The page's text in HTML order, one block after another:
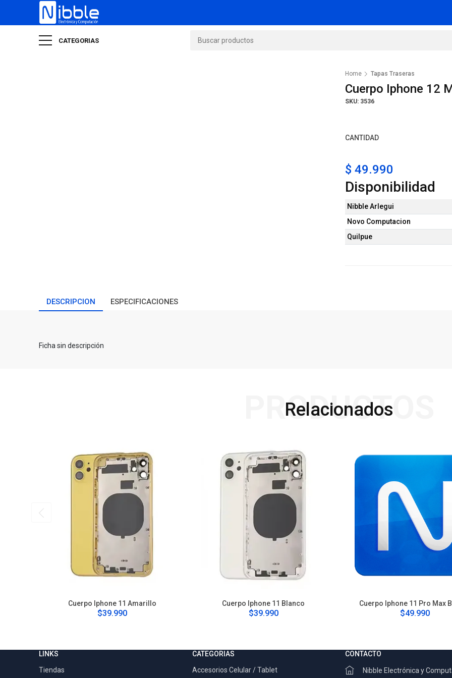
CATEGORIAS
Home Tapas Traseras
Cuerpo Iphone 12
SKU: 3536
CANTIDAD
$ 49.990
Disponibilidad
Nibble Arlegui
Novo Computacion
Quilpue
DESCRIPCION ESPECIFICACIONES
Ficha sin descripción
Relacionados
PRODUCTOS
Cuerpo Iphone 11 Amarillo
$39.990
Cuerpo Iphone 11 Blanco
$39.990
Cuerpo Iphone 11 Pro Max
$49.990
LINKS
Tiendas
CATEGORIAS
Accesorios Celular / Tablet
CONTACTO
Nibble Electrónica y